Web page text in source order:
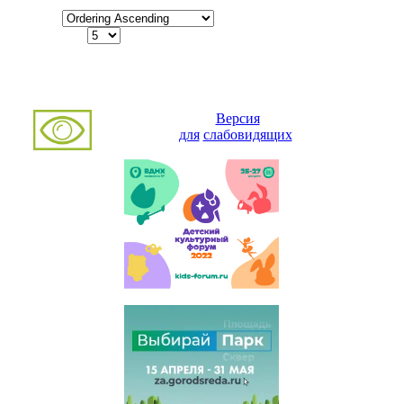
Версия
для слабовидящих